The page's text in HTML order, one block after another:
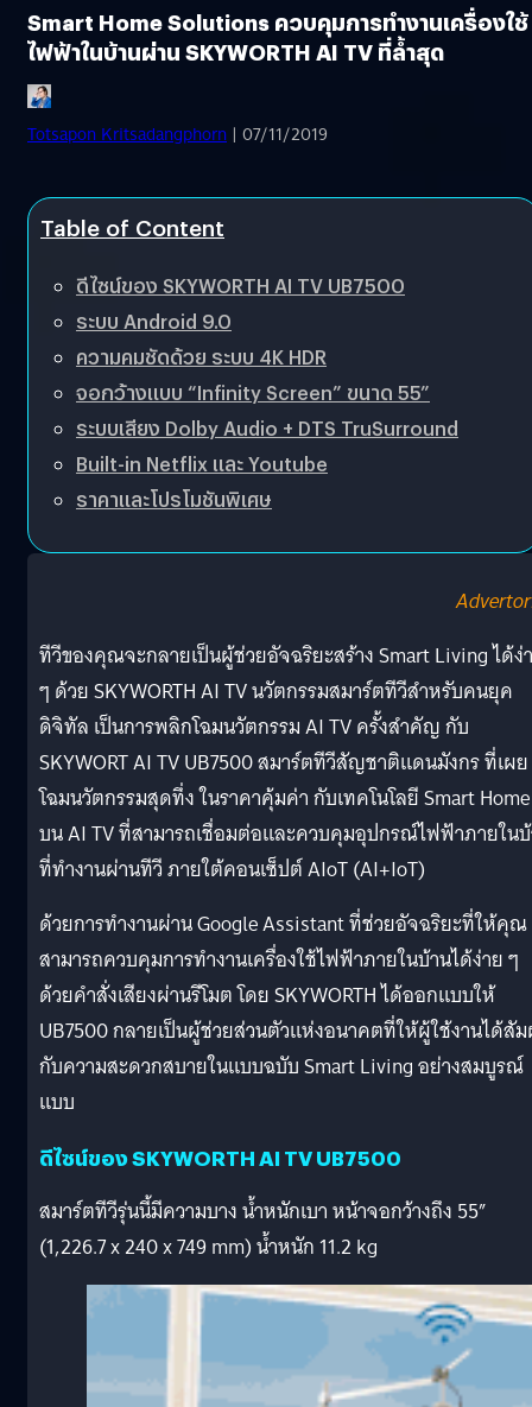
Smart Home Solutions ควบคุมการทำงานเครื่องใช้
ไฟฟ้าในบ้านผ่าน SKYWORTH AI TV ที่ล้ำสุด
Totsapon Kritsadangphorn | 07/11/2019
Table of Content
ดีไซน์ของ SKYWORTH AI TV UB7500
ระบบ Android 9.0
ความคมชัดด้วย ระบบ 4K HDR
จอกว้างแบบ “Infinity Screen” ขนาด 55”
ระบบเสียง Dolby Audio + DTS TruSurround
Built-in Netflix และ Youtube
ราคาและโปรโมชันพิเศษ
ทีวีของคุณจะกลายเป็นผู้ช่วยอัจฉริยะสร้าง Smart Living ได้ง่
ๆ ด้วย SKYWORTH AI TV นวัตกรรมสมาร์ตทีวีสำหรับคนยุค
ดิจิทัล เป็นการพลิกโฉมนวัตกรรม AI TV ครั้งสำคัญ กับ
SKYWORT AI TV UB7500 สมาร์ตทีวีสัญชาติแดนมังกร ที่เผย
โฉมนวัตกรรมสุดทึ่ง ในราคาคุ้มค่า กับเทคโนโลยี Smart Home
บน AI TV ที่สามารถเชื่อมต่อและควบคุมอุปกรณ์ไฟฟ้าภายใน
ที่ทำงานผ่านทีวี ภายใต้คอนเซ็ปต์ AIoT (AI+IoT)
ด้วยการทำงานผ่าน Google Assistant ที่ช่วยอัจฉริยะที่ให้คุณ
สามารถควบคุมการทำงานเครื่องใช้ไฟฟ้าภายในบ้านได้ง่าย ๆ
ด้วยคำสั่งเสียงผ่านรีโมต โดย SKYWORTH ได้ออกแบบให้
UB7500 กลายเป็นผู้ช่วยส่วนตัวแห่งอนาคตที่ให้ผู้ใช้งานได้สั
กับความสะดวกสบายในแบบฉบับ Smart Living อย่างสมบูรณ์
แบบ
ดีไซน์ของ SKYWORTH AI TV UB7500
สมาร์ตทีวีรุ่นนี้มีความบาง น้ำหนักเบา หน้าจอกว้างถึง 55”
(1,226.7 x 240 x 749 mm) น้ำหนัก 11.2 kg